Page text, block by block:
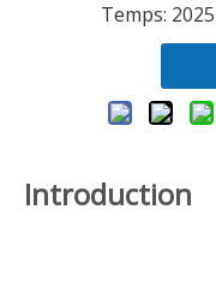
Temps:
Introduction